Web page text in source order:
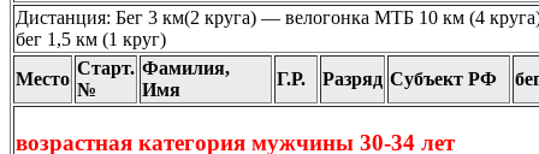
Дистанция: Бег 3 км(2 круга) — велогонка МТБ 10 км (4
бег 1,5 км (1 круг)
Место
Старт.
№
Фамилия,
Имя
Г.Р. Разряд Субъект РФ
возрастная категория мужчины 30-34 лет